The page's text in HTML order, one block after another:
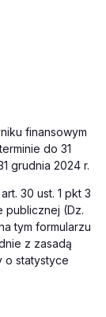
finansowym
do 31
grudnia 2024 r.
30 ust. 1 pkt 3
publicznej (Dz.
tym formularzu
z zasadą
o statystyce